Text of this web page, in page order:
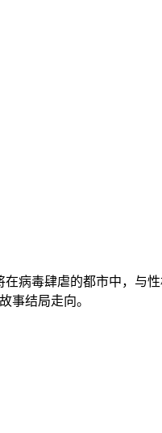
病毒肆虐的都市中，与
事结局走向。